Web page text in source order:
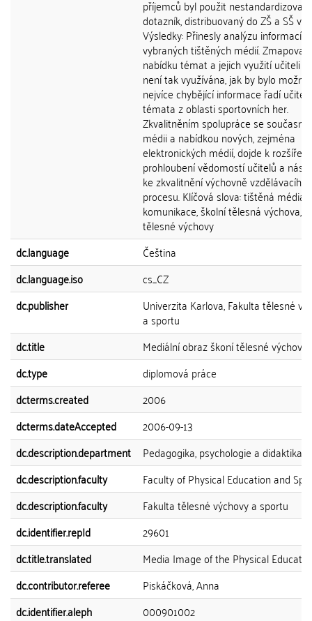
příjemců byl použit
dotazník, distribuovaný do ZŠ a SŠ v
Výsledky: Přinesly analýzu informací z
vybraných tištěných médií. Zmapovaly
nabídku témat a jejich využití učiteli
není tak využívána, jak by bylo
nejvíce chybějící informace řadí učitelé
témata z oblasti sportovních her.
Zkvalitněním spolupráce se
médii a nabídkou nových, zejména
elektronických médií, dojde k
prohloubení vědomostí učitelů a
ke zkvalitnění výchovně vzdělávacího
procesu. Klíčová slova: tištěná média,
komunikace, školní tělesná výchova,
tělesné výchovy
dc.language
Čeština
dc.language.iso
cs_CZ
dc.publisher
Univerzita Karlova, Fakulta tělesné
a sportu
dc.title
Mediální obraz škoní tělesné výchovy
dc.type
diplomová práce
dcterms.created
2006
dcterms.dateAccepted
2006-09-13
dc.description.department
Pedagogika, psychologie a didaktika
dc.description.faculty
Faculty of Physical Education and
dc.description.faculty
Fakulta tělesné výchovy a sportu
dc.identifier.repId
29601
dc.title.translated
Media Image of the Physical
dc.contributor.referee
Piskáčková, Anna
dc.identifier.aleph
000901002